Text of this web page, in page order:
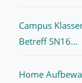
Campus
Betreff SN16...
Home